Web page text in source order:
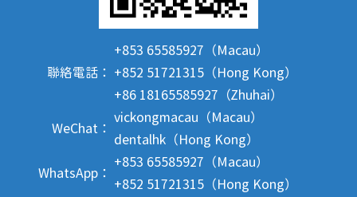
聯絡電話：
+853 65585927（Macau）
+852 51721315（Hong Kong）
+86 18165585927（Zhuhai）
WeChat：
vickongmacau（Macau）
dentalhk（Hong Kong）
WhatsApp：
+853 65585927（Macau）
+852 51721315（Hong Kong）